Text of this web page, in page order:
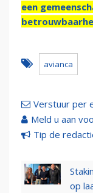
een
avianca
Verstuur per
Meld u aan
Tip de
op